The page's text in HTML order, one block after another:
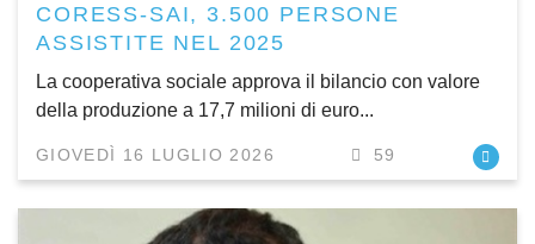
CORESS-SAI, 3.500 PERSONE
ASSISTITE NEL 2025
La cooperativa sociale approva il bilancio con valore
della produzione a 17,7 milioni di euro...
GIOVEDÌ 16 LUGLIO 2026 59